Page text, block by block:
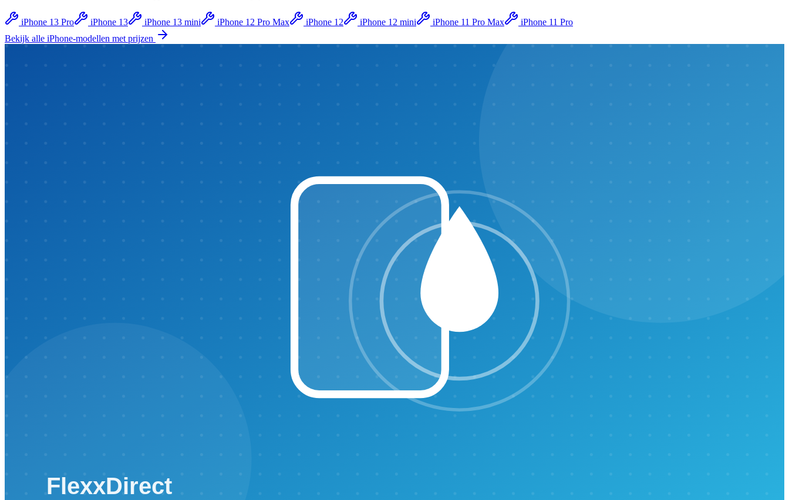
iPhone 13 Pro iPhone 13 iPhone 13 mini iPhone 12 Pro Max iPhone 12 iPhone 12 mini iPhone 11 Pro Max
iPhone 11 Pro
Bekijk alle iPhone-modellen met prijzen